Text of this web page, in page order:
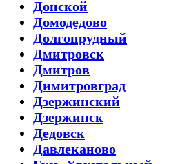
Донской
Домодедово
Долгопрудный
Дмитровск
Дмитров
Димитровград
Дзержинский
Дзержинск
Дедовск
Давлеканово